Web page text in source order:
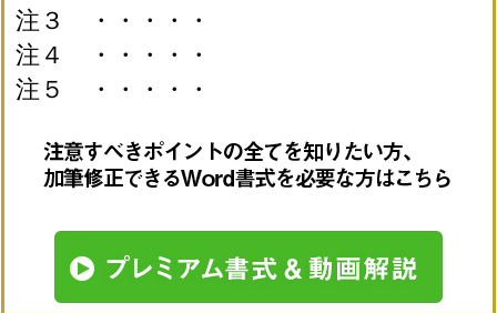
注３ ・・・・・
注４ ・・・・・
注５ ・・・・・